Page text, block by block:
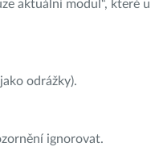
aktuální modul“, které
odrážky).
ignorovat.